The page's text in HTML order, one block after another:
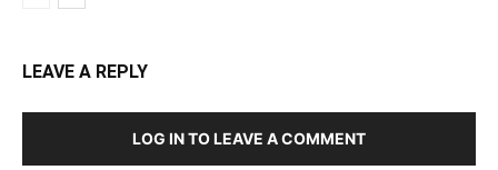
LEAVE A REPLY
LOG IN TO LEAVE A COMMENT